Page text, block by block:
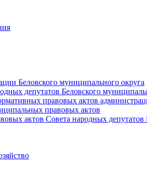
Беловского муниципального округа
депутатов Беловского
правовых актов
правовых актов
актов Совета народных депутатов